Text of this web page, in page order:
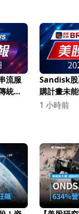
流服
統媒
Sandisk股
購計畫未
1 小時前